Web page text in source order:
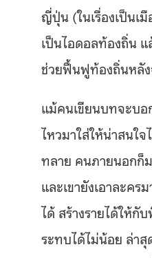
ญี่ปุ่น (ในเรื่องเป็นเ
เป็นไอดอลท้องถิ่น
ช่วยฟื้นฟูท้องถิ่นหลัง
แม้คนเขียนบทจะบอ
ไหวมาใส่ให้น่าสนใ
ทลาย คนภายนอกก็
และเขายังเอาละค
ได้ สร้างรายได้ให้
ระทบได้ไม่น้อย ล่า